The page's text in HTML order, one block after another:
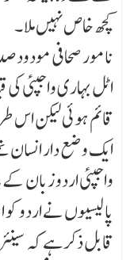
کچھ خاص نہیں ملا ۔
نامور صحافی
اٹل بہاری واجپئی
قائم ہوئی لیکن اس
ایک وضع دار انسان
واجپئی اردو زبان
پالیسیوں نے اردو کو
قابل ذکر ہے کہ